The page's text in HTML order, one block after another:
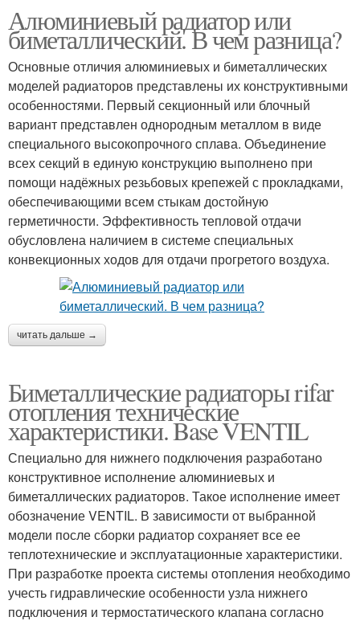
Алюминиевый радиатор или
биметаллический. В чем разница?
Основные отличия алюминиевых и биметаллических
моделей радиаторов представлены их конструктивными
особенностями. Первый секционный или блочный
вариант представлен однородным металлом в виде
специального высокопрочного сплава. Объединение
всех секций в единую конструкцию выполнено при
помощи надёжных резьбовых крепежей с прокладками,
обеспечивающими всем стыкам достойную
герметичности. Эффективность тепловой отдачи
обусловлена наличием в системе специальных
конвекционных ходов для отдачи прогретого воздуха.
читать дальше →
Биметаллические радиаторы rifar
отопления технические
характеристики. Base VENTIL
Специально для нижнего подключения разработано
конструктивное исполнение алюминиевых и
биметаллических радиаторов. Такое исполнение имеет
обозначение VENTIL. В зависимости от выбранной
модели после сборки радиатор сохраняет все ее
теплотехнические и эксплуатационные характеристики.
При разработке проекта системы отопления необходимо
учесть гидравлические особенности узла нижнего
подключения и термостатического клапана согласно